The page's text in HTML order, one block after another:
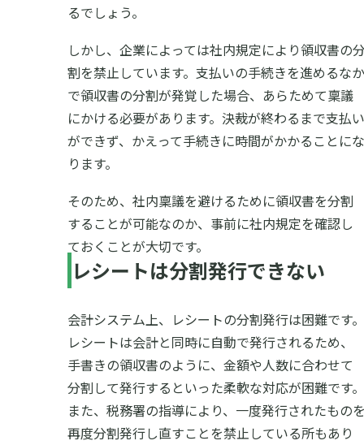
るでしょう。
しかし、企業によっては社内規定により領収書の
割を禁止しています。支払いの手続きを進めるなか
で領収書の分割が発覚した場合、あらためて稟議
にかける必要があります。決裁が終わるまで支払い
ができず、かえって手続きに時間がかかることにな
ります。
そのため、社内稟議を避けるために領収書を分割
することが可能なのか、事前に社内規定を確認し
ておくことが大切です。
レシートは分割発行できない
会計システム上、レシートの分割発行は困難です。
レシートは会計と同時に自動で発行されるため、
手書きの領収書のように、金額や人数に合わせて
分割して発行するといった柔軟な対応が困難です。
また、税務署の指導により、一度発行されたもの
再度分割発行し直すことを禁止している所もあり